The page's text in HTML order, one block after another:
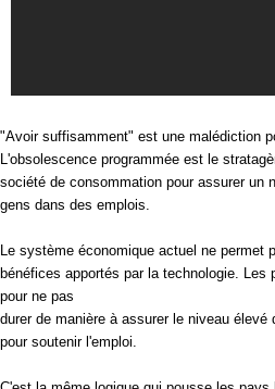
"Avoir suffisamment" est une malédiction
L'obsolescence programmée est le
société de consommation pour assurer un
gens dans des emplois.
Le système économique actuel ne permet
bénéfices apportés par la technologie. Les
pour ne pas
durer de manière à assurer le niveau
pour soutenir l'emploi.